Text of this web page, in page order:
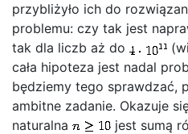
przybliżyło ich do
problemu: czy tak jest
tak dla liczb aż do
cała hipoteza jest nadal
będziemy tego sprawdzać,
ambitne zadanie. Okazuje
naturalna
jest sumą